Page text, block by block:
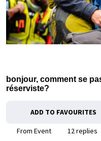
bonjour, comment se
réserviste?
ADD TO FAVOURITES
From Event 12 replies